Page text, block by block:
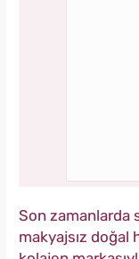
Son zamanlarda
makyajsız doğal